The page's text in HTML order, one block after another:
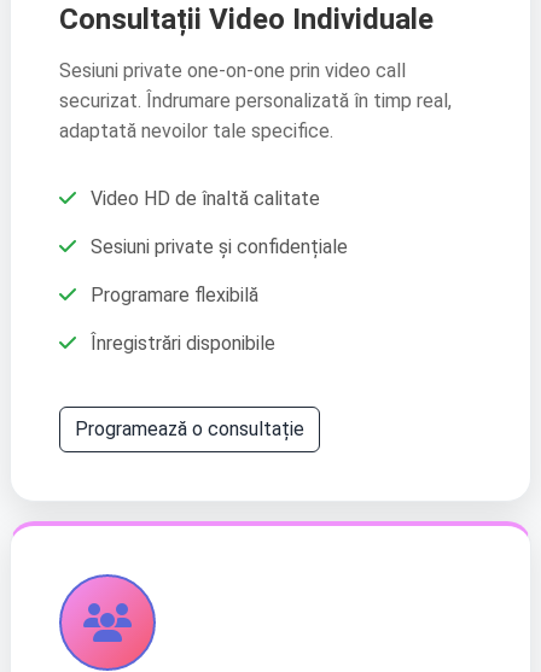
PL
Polski
PT
Português
RO
SK
SR TR
ZH
Consultații Video Individuale
Sesiuni private one-on-one prin video call
securizat. Îndrumare personalizată în timp real,
adaptată nevoilor tale specifice.
Video HD de înaltă calitate
Sesiuni private și confidențiale
Programare flexibilă
Înregistrări disponibile
Programează o consultație